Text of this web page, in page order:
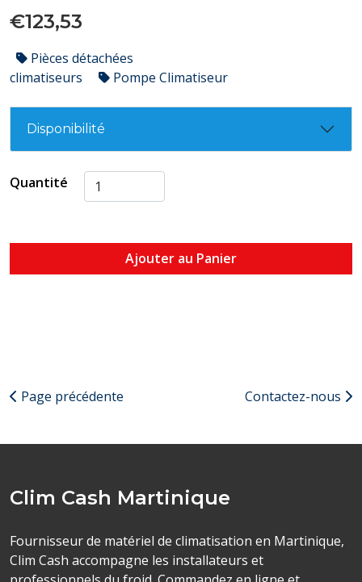
€123,53
Pièces détachées
climatiseurs
Pompe Climatiseur
Disponibilité
Quantité
Ajouter au Panier
Page précédente Contactez-nous
Clim Cash Martinique
Fournisseur de matériel de climatisation en Martinique,
Clim Cash accompagne les installateurs et